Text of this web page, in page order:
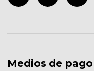
Medios de pago